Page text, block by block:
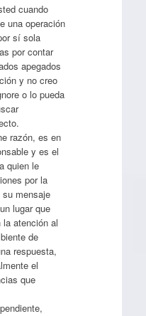
cuando
una operación
sí sola
por contar
apegados
y no creo
o lo pueda
razón, es en
y es el
quien le
por la
mensaje
lugar que
atención al
de
respuesta,
el
que